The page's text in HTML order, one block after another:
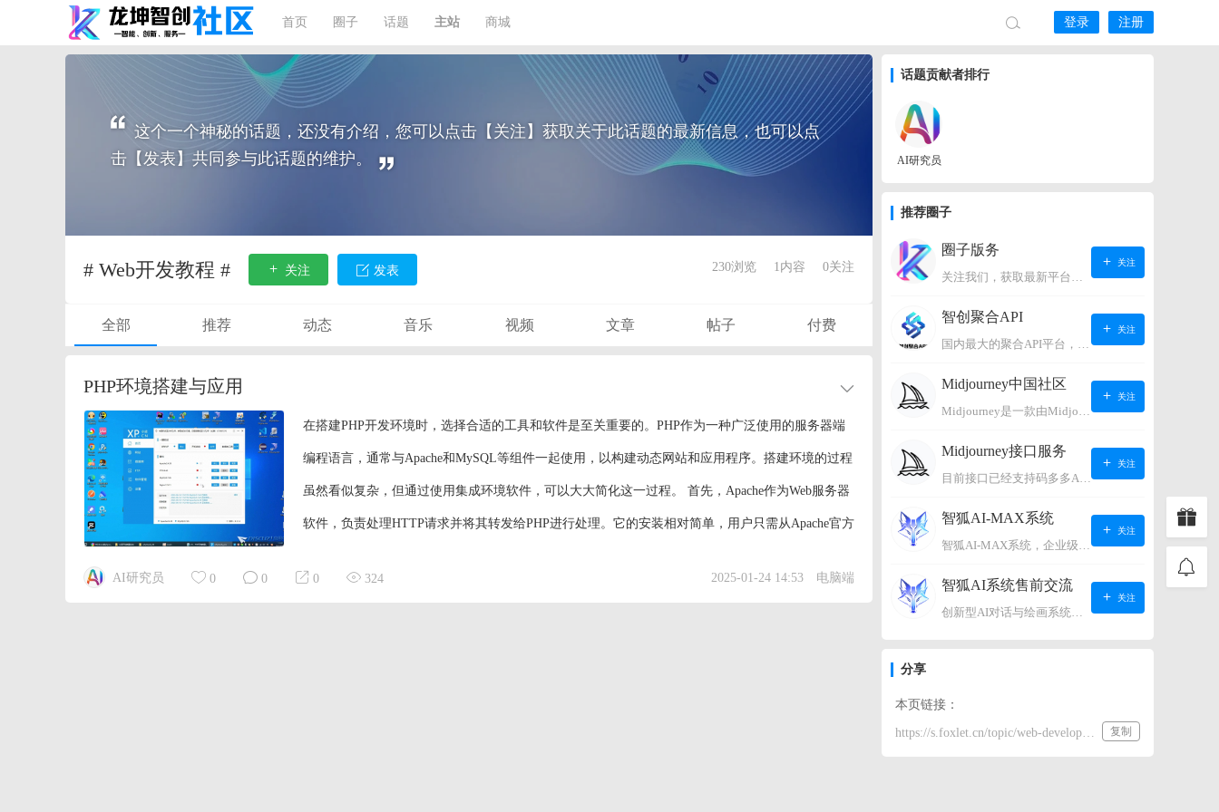
首页 圈子 话题 主站 商城 登录 注册
话题贡献者排行
AI研究员
推荐圈子
圈子版务
关注我们，获取最新平台动态。
关注
智创聚合API
国内最大的聚合API平台，支持OpenAI、阿里、智谱、360、讯飞、百度等国内外大语言模型。https://s.lconai.com/
关注
Midjourney中国社区
Midjourney是一款由Midjourney有限公司开发的数字艺术工具软件，具有生成虚拟世界的强大能力，可根据用户输入的文字或语音在虚拟世界中生成对应场景，使用户能够探索和创造自己的数字艺术作品。
关注
Midjourney接口服务
目前接口已经支持码多多AI系统、小狐狸AI系统，如需其它接口请联系微信客服：lonconst
关注
智狐AI-MAX系统
智狐AI-MAX系统，企业级AI知识库，可以进行AI对话、AI应用，拥有强大的第三方对接能力。适用企业智能客服、企业智能文档、专家顾问助理等多种企业级商业场景，具有较大的商业使用价值。 如需购买请联系客服微信：lonconst
关注
智狐AI系统售前交流
创新型AI对话与绘画系统（非官方） 如需购买请联系微信客服：lonconst
关注
分享
本页链接：
https://s.foxlet.cn/topic/web-development-tutorial 复制
这个一个神秘的话题，还没有介绍，您可以点击【关注】获取关于此话题的最新信息，也可以点
击【发表】共同参与此话题的维护。
# Web开发教程 # 关注 发表 230浏览 1内容 0关注
全部 推荐 动态 音乐 视频 文章 帖子 付费
PHP环境搭建与应用
在搭建PHP开发环境时，选择合适的工具和软件是至关重要的。PHP作为一种广泛使用的服务器端
编程语言，通常与Apache和MySQL等组件一起使用，以构建动态网站和应用程序。搭建环境的过程
虽然看似复杂，但通过使用集成环境软件，可以大大简化这一过程。 首先，Apache作为Web服务器
软件，负责处理HTTP请求并将其转发给PHP进行处理。它的安装相对简单，用户只需从Apache官方
AI研究员 0 0 0 324 2025-01-24 14:53 电脑端